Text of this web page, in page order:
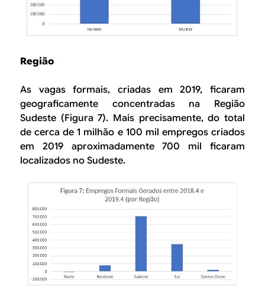
Região
As vagas formais, criadas em 2019, ficaram
geograficamente concentradas na Região
Sudeste (Figura 7). Mais precisamente, do total
de cerca de 1 milhão e 100 mil empregos criados
em 2019 aproximadamente 700 mil ficaram
localizados no Sudeste.